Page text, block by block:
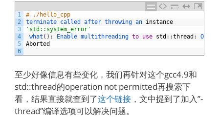
1
2
3
4
5
6
# ./hello_cpp
terminate called after throwing an instance
'std::system_error'
what ( ) : Enable multithreading to use std : :thread :
Aborted
至少好像信息有些变化，我们再针对这个gcc4.9和
std::thread的operation not permitted再搜索下
看，结果直接就查到了这个链接 ，文中提到了加入”-
thread”编译选项可以解决问题。